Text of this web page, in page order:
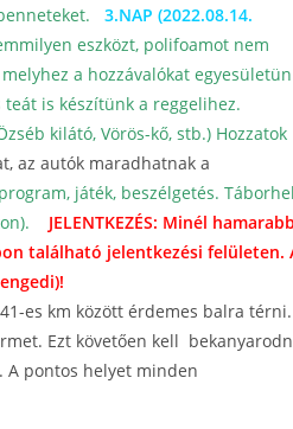
3.NAP (2022.08.14.
eszközt, polifoamot nem
a hozzávalókat
is készítünk a reggelihez.
kilátó, Vörös-kő, stb.) Hozzatok
az autók maradhatnak a
játék, beszélgetés.
JELENTKEZÉS: Minél
található jelentkezési felületen.
es km között érdemes balra térni.
Ezt követően kell
A pontos helyet minden